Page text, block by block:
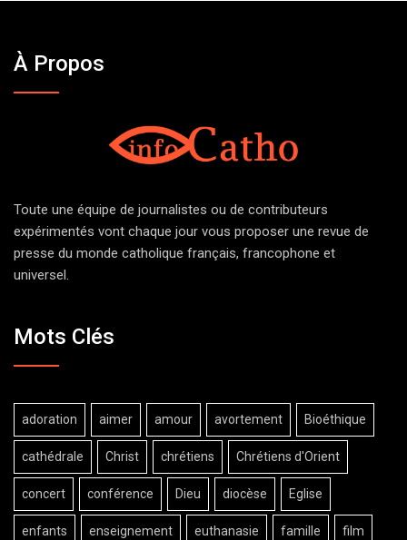
À Propos
Toute une équipe de journalistes ou de contributeurs
expérimentés vont chaque jour vous proposer une revue de
presse du monde catholique français, francophone et
universel.
Mots Clés
adoration aimer amour avortement Bioéthique
cathédrale Christ chrétiens Chrétiens d'Orient
concert conférence Dieu diocèse Eglise
enfants enseignement euthanasie famille film